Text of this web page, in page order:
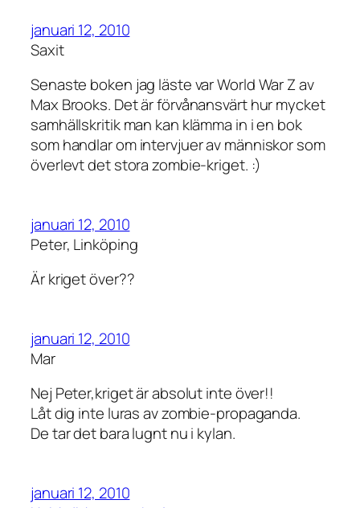
januari 12, 2010
Saxit
Senaste boken jag läste var World War Z av
Max Brooks. Det är förvånansvärt hur mycket
samhällskritik man kan klämma in i en bok
som handlar om intervjuer av människor som
överlevt det stora zombie-kriget. :)
januari 12, 2010
Peter, Linköping
Är kriget över??
januari 12, 2010
Mar
Nej Peter,kriget är absolut inte över!!
Låt dig inte luras av zombie-propaganda.
De tar det bara lugnt nu i kylan.
januari 12, 2010